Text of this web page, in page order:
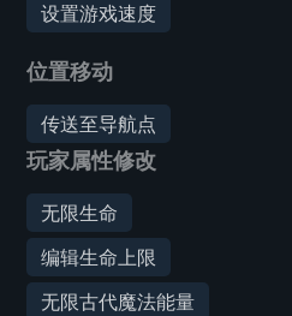
设置游戏速度
位置移动
传送至导航点
玩家属性修改
无限生命
编辑生命上限
无限古代魔法能量